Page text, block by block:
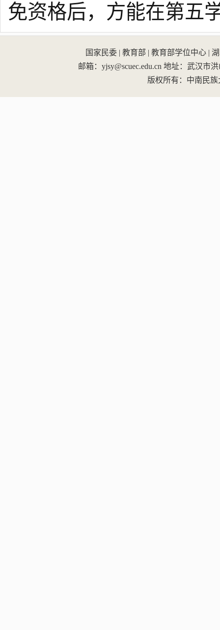
免资格后，方能在第五
国家民委 | 教育部 | 教育部学位中心 |
邮箱：yjsy@scuec.edu.cn 地址：武汉市洪
版权所有：中南民